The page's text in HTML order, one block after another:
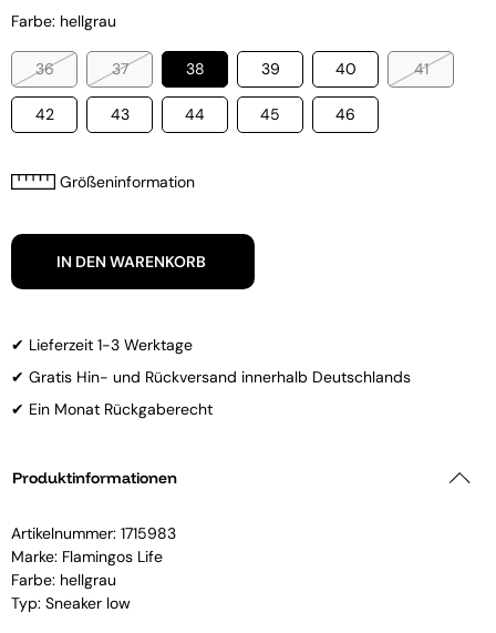
Farbe: hellgrau
36 37 38 39 40 41
42 43 44 45 46
Größeninformation
IN DEN WARENKORB
✔ Lieferzeit 1-3 Werktage
✔ Gratis Hin- und Rückversand innerhalb Deutschlands
✔ Ein Monat Rückgaberecht
Produktinformationen
Artikelnummer: 1715983
Marke: Flamingos Life
Farbe: hellgrau
Typ: Sneaker low